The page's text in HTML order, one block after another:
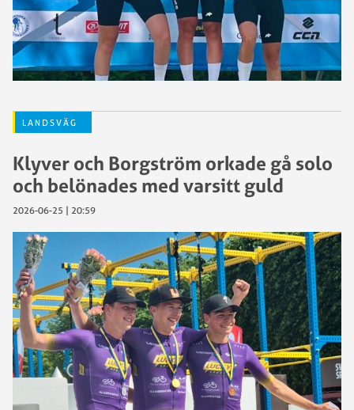
LANDSVÄG
Klyver och Borgström orkade gå solo
och belönades med varsitt guld
2026-06-25 | 20:59